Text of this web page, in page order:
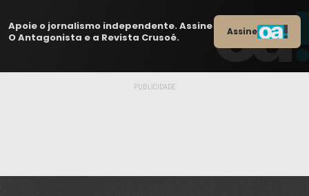
Apoie o jornalismo independente. Assine
O Antagonista e a Revista Crusoé.
Assine